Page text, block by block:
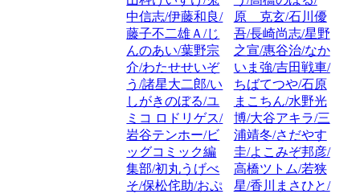
中信志/伊藤和良/
藤子不二雄Ａ/じ
んのあい/葉野宗
介/わたせせいぞ
う/諸星大二郎/い
しがきのぼる/ユ
ミコ ロドリゲス/
岩谷テンホー/ビ
ッグコミック編
集部/初丸うげべ
そ/保松侘助/おぷ
原 克玄/石川優
吾/長崎尚志/星野
之宣/惠谷治/なか
いま強/吉田戦車/
ちばてつや/石原
まこちん/水野光
博/大谷アキラ/三
浦靖冬/さだやす
圭/よこみぞ邦彦/
高橋ツトム/若狭
星/香川まさひと/